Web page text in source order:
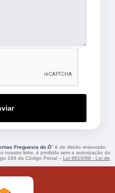
Freguesia do Ó" é de direito reservado.
nossos links, é proibida sem a autorização do
184 do Código Penal – Lei 9610/98 - Lei de